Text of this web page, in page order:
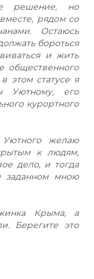
решение, но
рядом со
Остаюсь
бороться
и жить
общественного
этом статусе я
Уютному, его
курортного
Уютного желаю
к людям,
дело, и тогда
заданном мною
Крыма, а
Берегите это